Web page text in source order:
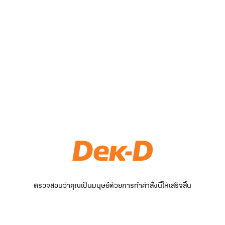
ตรวจสอบว่าคุณเป็นมนุษย์ด้วยการทำคำสั่งนี้ให้เสร็จสิ้น